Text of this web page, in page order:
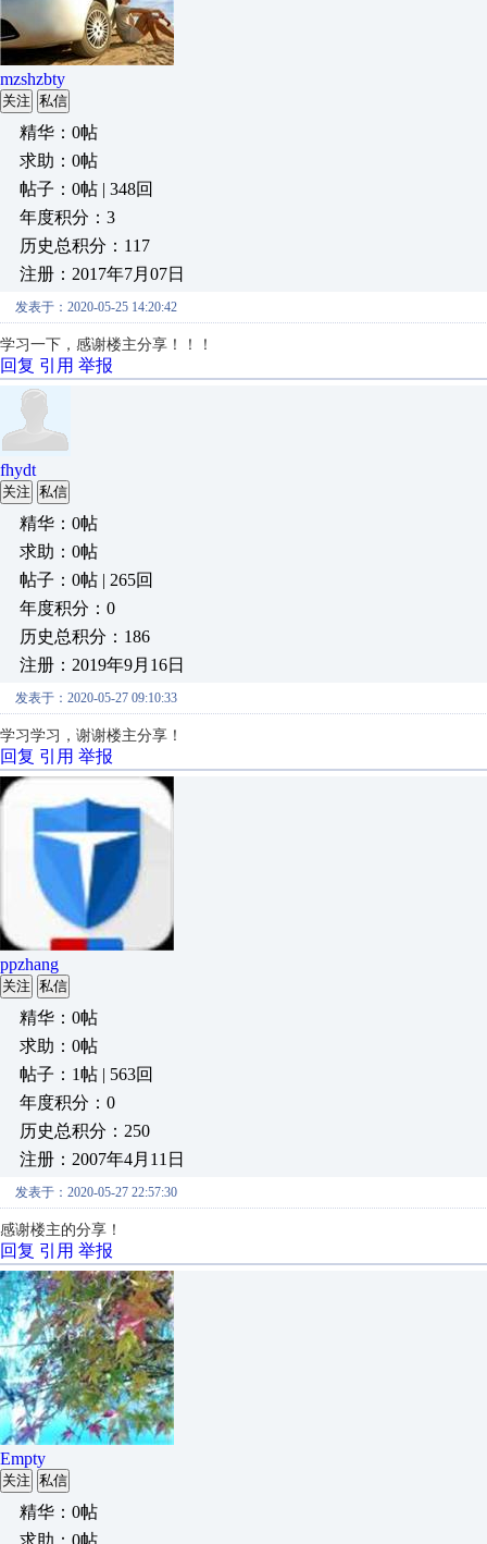
mzshzbty
关注 私信
精华：0帖
求助：0帖
帖子：0帖 | 348回
年度积分：3
历史总积分：117
注册：2017年7月07日
发表于：2020-05-25 14:20:42
学习一下，感谢楼主分享！！！
回复 引用 举报
fhydt
关注 私信
精华：0帖
求助：0帖
帖子：0帖 | 265回
年度积分：0
历史总积分：186
注册：2019年9月16日
发表于：2020-05-27 09:10:33
学习学习，谢谢楼主分享！
回复 引用 举报
ppzhang
关注 私信
精华：0帖
求助：0帖
帖子：1帖 | 563回
年度积分：0
历史总积分：250
注册：2007年4月11日
发表于：2020-05-27 22:57:30
感谢楼主的分享！
回复 引用 举报
Empty
关注 私信
精华：0帖
求助：0帖